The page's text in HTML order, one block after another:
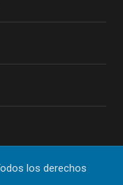
los derechos